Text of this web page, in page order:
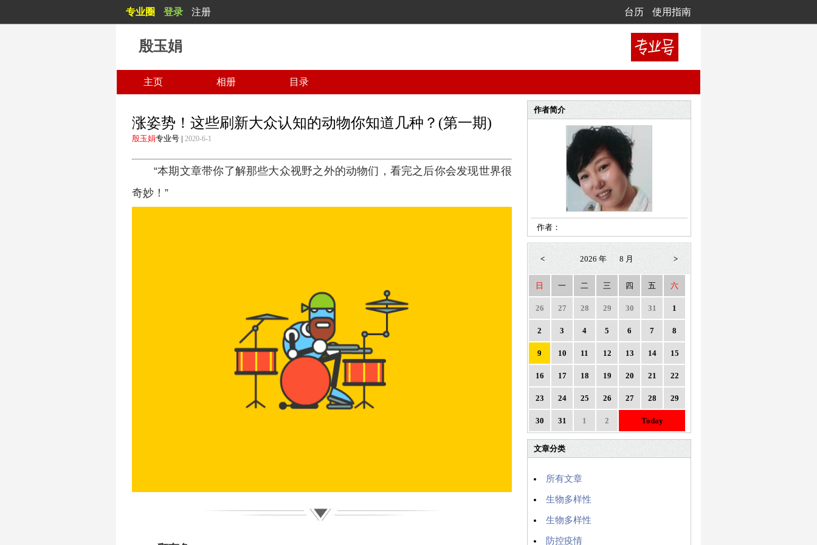
专业圈 登录 注册 台历 使用指南
殷玉娟
主页 相册 目录
涨姿势！这些刷新大众认知的动物你知道几种？(第一期)
殷玉娟专业号 | 2020-6-1
“本期文章带你了解那些大众视野之外的动物们，看完之后你会发现世界很
奇妙！”
作者简介
作者：
< 2026 年 8 月 >
日 一 二 三 四 五 六
26 27 28 29 30 31 1
2 3 4 5 6 7 8
9 10 11 12 13 14 15
16 17 18 19 20 21 22
23 24 25 26 27 28 29
30 31 1 2 Today
文章分类
所有文章
生物多样性
生物多样性
防控疫情